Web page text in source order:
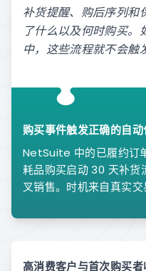
补货提醒、购后序列和
了什么以及何时购买
中，这些流程就不会触
购买事件触发正确的自动
NetSuite 中的已履约订
耗品购买启动 30 天补货
叉销售。时机来自真实交
高消费客户与首次购买